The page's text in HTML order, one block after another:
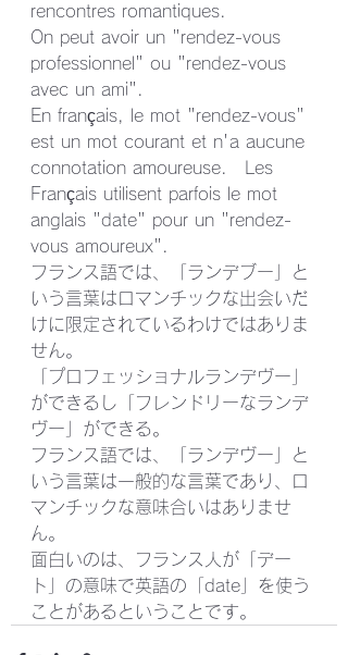
rencontres romantiques.
On peut avoir un "rendez-vous
professionnel" ou "rendez-vous
avec un ami".
En français, le mot "rendez-vous"
est un mot courant et n'a aucune
connotation amoureuse.　Les
Français utilisent parfois le mot
anglais "date" pour un "rendez-
vous amoureux".
フランス語では、「ランデブー」と
いう言葉はロマンチックな出会いだ
けに限定されているわけではありま
せん。
「プロフェッショナルランデヴー」
ができるし「フレンドリーなランデ
ヴー」ができる。
フランス語では、「ランデヴー」と
いう言葉は一般的な言葉であり、ロ
マンチックな意味合いはありませ
ん。
面白いのは、フランス人が「デー
ト」の意味で英語の「date」を使う
ことがあるということです。